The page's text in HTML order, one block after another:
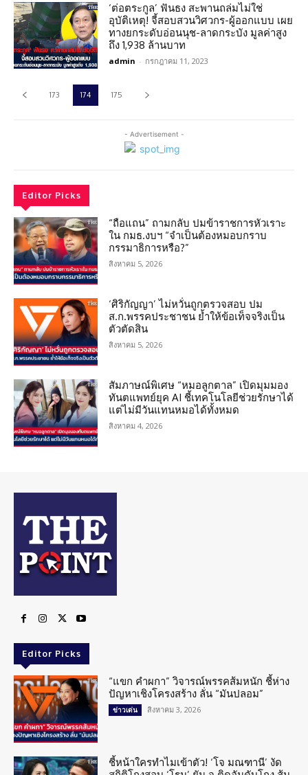
‘ต่อตระกูล’ ฟันธง สะพานถล่มไม่ใช่
อุบัติเหตุ! จี้สอบสวนวิศวกร-ผู้ออกแบบ เผย
ทางยกระดับอ่อนนุช-ลาดกระบัง มูลค่าสูง
ถึง 1,938 ล้านบาท
admin - กรกฎาคม 11, 2023
173 174 175
- Advertisement -
Editor Picks
“ถือแถน” ถามกลับ ปมข้าราชการหัวเราะ
ใน กมธ.งบฯ “จำเป็นต้องหมอบกราบ
กรรมาธิการหรือ?”
สิงหาคม 5, 2026
‘ศิริกัญญา’ ไม่หวั่นถูกตรวจสอบ ปม
ส.ก.พรรคประชาชน ย้ำให้ข้อเท็จจริงเป็น
ตัวตัดสิน
สิงหาคม 5, 2026
สัมภาษณ์พิเศษ “หมอลูกตาล” เปิดมุมมอง
ทันตแพทย์ยุค AI ชี้เทคโนโลยีช่วยรักษาได้
แต่ไม่มีวันแทนหมอได้ทั้งหมด
สิงหาคม 4, 2026
Editor Picks
“แขก คำผกา” วิจารณ์พรรคส้มหนัก ชี้ห่าง
ปัญหาเชิงโครงสร้าง ลั่น “มันปลอม”
ข่าวเด่น สิงหาคม 3, 2026
ชี้หน้าใครทำไมเข้าตัว! ‘โจ มณฑานี’ งัด